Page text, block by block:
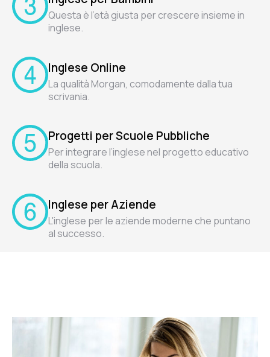
Questa è l'età giusta per crescere insieme in
inglese.
Inglese Online
La qualità Morgan, comodamente dalla tua
scrivania.
Progetti per Scuole Pubbliche
Per integrare l’inglese nel progetto educativo
della scuola.
Inglese per Aziende
L'inglese per le aziende moderne che puntano
al successo.